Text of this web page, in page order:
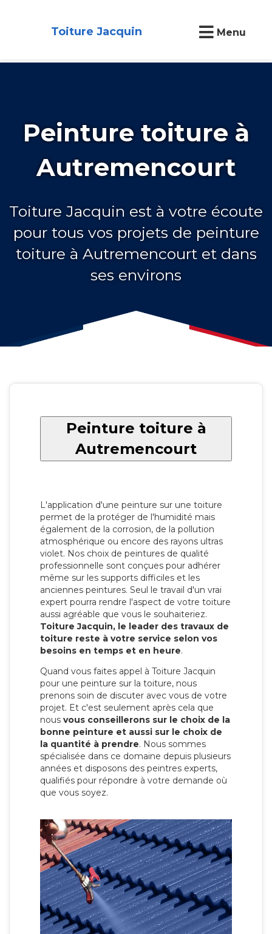
Toiture Jacquin Menu
Peinture toiture à
Autremencourt
Toiture Jacquin est à votre écoute
pour tous vos projets de peinture
toiture à Autremencourt et dans
ses environs
Peinture toiture à
Autremencourt
L'application d'une peinture sur une toiture
permet de la protéger de l'humidité mais
également de la corrosion, de la pollution
atmosphérique ou encore des rayons ultras
violet. Nos choix de peintures de qualité
professionnelle sont conçues pour adhérer
même sur les supports difficiles et les
anciennes peintures. Seul le travail d'un vrai
expert pourra rendre l'aspect de votre toiture
aussi agréable que vous le souhaiteriez.
Toiture Jacquin, le leader des travaux de
toiture reste à votre service selon vos
besoins en temps et en heure.
Quand vous faites appel à Toiture Jacquin
pour une peinture sur la toiture, nous
prenons soin de discuter avec vous de votre
projet. Et c'est seulement après cela que
nous vous conseillerons sur le choix de la
bonne peinture et aussi sur le choix de
la quantité à prendre. Nous sommes
spécialisée dans ce domaine depuis plusieurs
années et disposons des peintres experts,
qualifiés pour répondre à votre demande où
que vous soyez.